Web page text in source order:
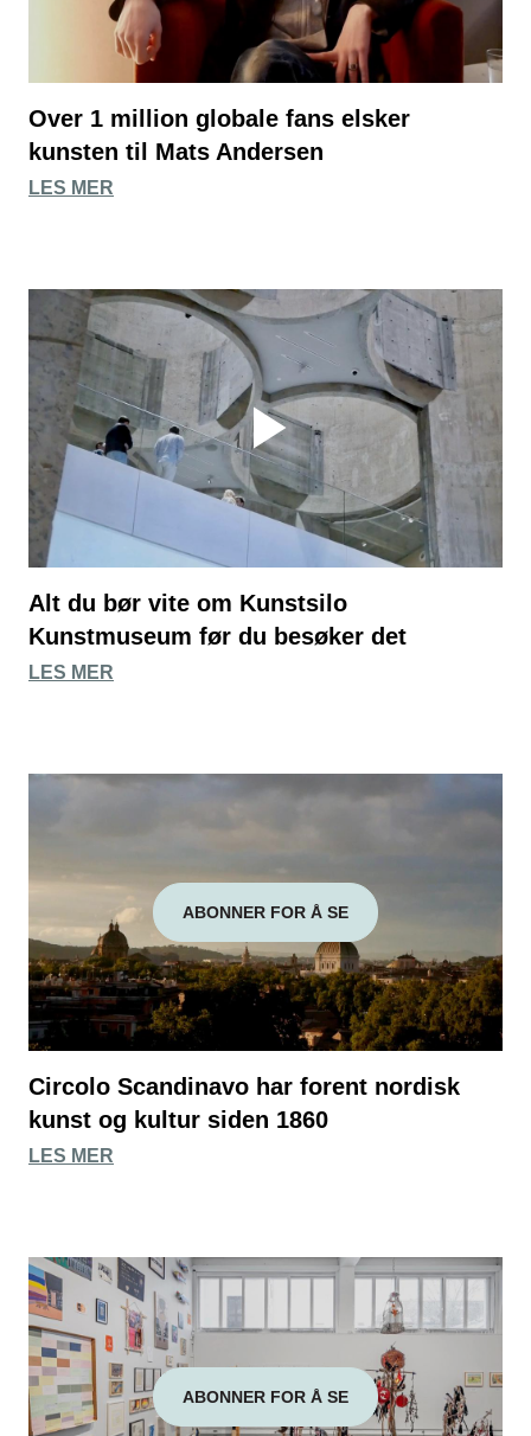
Over 1 million globale fans elsker
kunsten til Mats Andersen
LES MER
Alt du bør vite om Kunstsilo
Kunstmuseum før du besøker det
LES MER
ABONNER FOR Å SE
Circolo Scandinavo har forent nordisk
kunst og kultur siden 1860
LES MER
ABONNER FOR Å SE